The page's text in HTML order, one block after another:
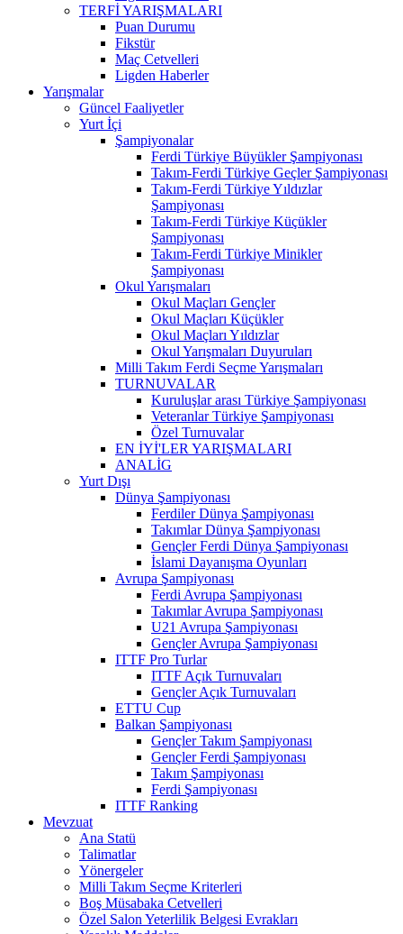
TERFİ YARIŞMALARI
Puan Durumu
Fikstür
Maç Cetvelleri
Ligden Haberler
Yarışmalar
Güncel Faaliyetler
Yurt İçi
Şampiyonalar
Ferdi Türkiye Büyükler Şampiyonası
Takım-Ferdi Türkiye Geçler Şampiyonası
Takım-Ferdi Türkiye Yıldızlar
Şampiyonası
Takım-Ferdi Türkiye Küçükler
Şampiyonası
Takım-Ferdi Türkiye Minikler
Şampiyonası
Okul Yarışmaları
Okul Maçları Gençler
Okul Maçları Küçükler
Okul Maçları Yıldızlar
Okul Yarışmaları Duyuruları
Milli Takım Ferdi Seçme Yarışmaları
TURNUVALAR
Kuruluşlar arası Türkiye Şampiyonası
Veteranlar Türkiye Şampiyonası
Özel Turnuvalar
EN İYİ'LER YARIŞMALARI
ANALİG
Yurt Dışı
Dünya Şampiyonası
Ferdiler Dünya Şampiyonası
Takımlar Dünya Şampiyonası
Gençler Ferdi Dünya Şampiyonası
İslami Dayanışma Oyunları
Avrupa Şampiyonası
Ferdi Avrupa Şampiyonası
Takımlar Avrupa Şampiyonası
U21 Avrupa Şampiyonası
Gençler Avrupa Şampiyonası
ITTF Pro Turlar
ITTF Açık Turnuvaları
Gençler Açık Turnuvaları
ETTU Cup
Balkan Şampiyonası
Gençler Takım Şampiyonası
Gençler Ferdi Şampiyonası
Takım Şampiyonası
Ferdi Şampiyonası
ITTF Ranking
Mevzuat
Ana Statü
Talimatlar
Yönergeler
Milli Takım Seçme Kriterleri
Boş Müsabaka Cetvelleri
Özel Salon Yeterlilik Belgesi Evrakları